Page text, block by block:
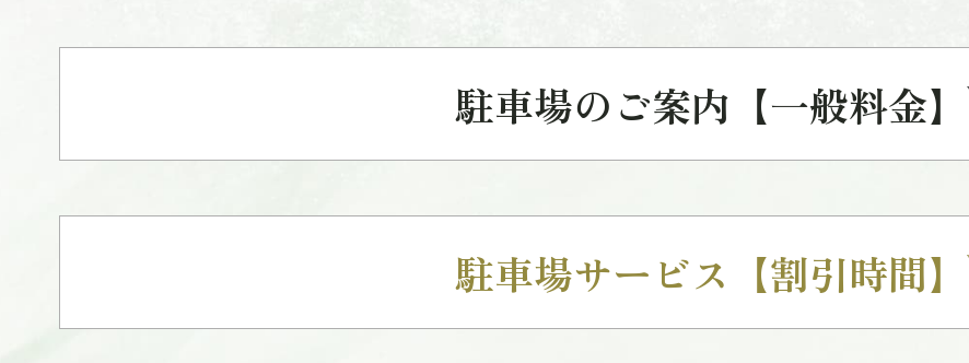
駐車場のご案内【一般料金】
駐車場サービス【割引時間】